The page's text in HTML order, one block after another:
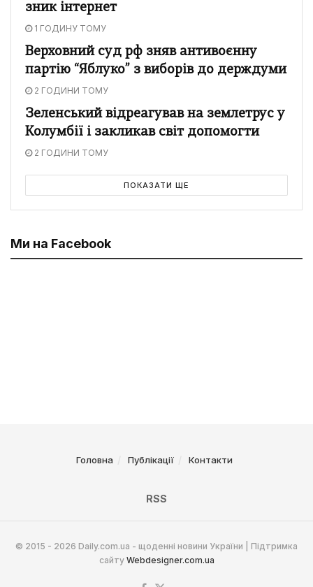
зник інтернет
1 ГОДИНУ ТОМУ
Верховний суд рф зняв антивоєнну
партію “Яблуко” з виборів до держдуми
2 ГОДИНИ ТОМУ
Зеленський відреагував на землетрус у
Колумбії і закликав світ допомогти
2 ГОДИНИ ТОМУ
ПОКАЗАТИ ЩЕ
Ми на Facebook
Головна Публікації Контакти
RSS
© 2015 - 2026 Daily.com.ua - щоденні новини України | Підтримка
сайту Webdesigner.com.ua